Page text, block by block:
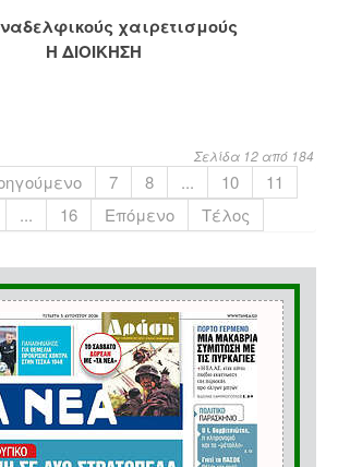
χαιρετισμούς
Η ΔΙΟΙΚΗΣΗ
Σελίδα 12 από 184
7 8 ... 10
11
... 16 Επόμενο Τέλος